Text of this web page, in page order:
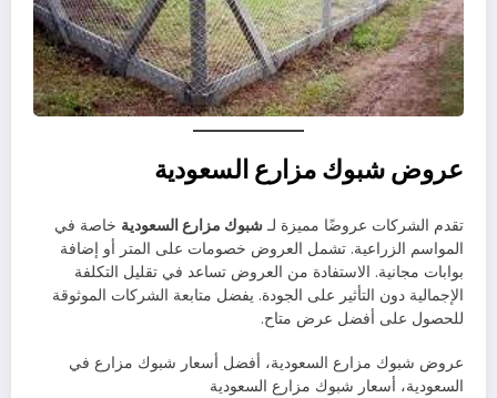
عروض شبوك مزارع السعودية
تقدم الشركات عروضًا مميزة لـشبوك مزارع السعودية خاصة في
المواسم الزراعية. تشمل العروض خصومات على المتر أو إضافة
بوابات مجانية. الاستفادة من العروض تساعد في تقليل التكلفة
الإجمالية دون التأثير على الجودة. يفضل متابعة الشركات الموثوقة
للحصول على أفضل عرض متاح.
عروض شبوك مزارع السعودية، أفضل أسعار شبوك مزارع في
السعودية، أسعار شبوك مزارع السعودية